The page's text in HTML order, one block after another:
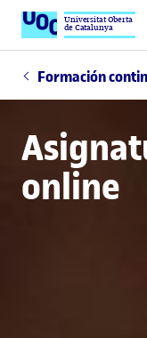
Universitat Oberta
de Catalunya
Formación
online